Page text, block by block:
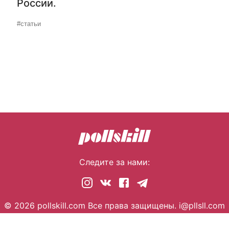
России.
#статьи
Следите за нами:
© 2026 pollskill.com Все права защищены. i@pllsll.com